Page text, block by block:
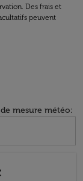
Des frais et
peuvent
mesure météo: